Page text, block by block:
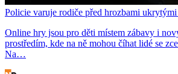
Policie varuje rodiče před hrozbami
Online hry jsou pro děti místem zábavy i
prostředím, kde na ně mohou číhat lidé se
Na…